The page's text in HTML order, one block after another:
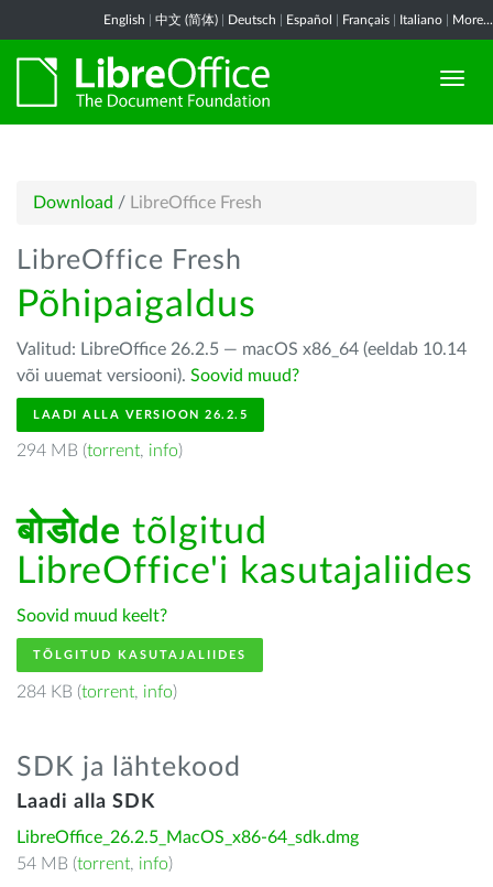
English 中文 (简体) Deutsch Español Français Italiano More...
Download / LibreOffice Fresh
LibreOffice Fresh
Põhipaigaldus
Valitud: LibreOffice 26.2.5 — macOS x86_64 (eeldab 10.14
või uuemat versiooni). Soovid muud?
LAADI ALLA VERSIOON 26.2.5
294 MB (torrent, info)
बोडोde tõlgitud
LibreOffice'i kasutajaliides
Soovid muud keelt?
TÕLGITUD KASUTAJALIIDES
284 KB (torrent, info)
SDK ja lähtekood
Laadi alla SDK
LibreOffice_26.2.5_MacOS_x86-64_sdk.dmg
54 MB (torrent, info)